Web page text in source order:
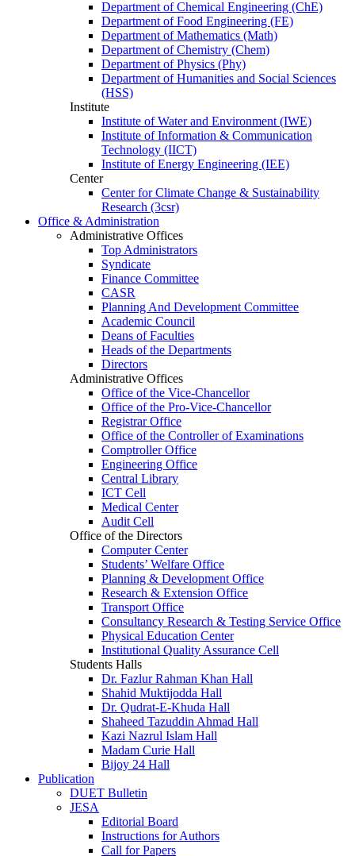
Department of Chemical Engineering (ChE)
Department of Food Engineering (FE)
Department of Mathematics (Math)
Department of Chemistry (Chem)
Department of Physics (Phy)
Department of Humanities and Social Sciences
(HSS)
Institute
Institute of Water and Environment (IWE)
Institute of Information & Communication
Technology (IICT)
Institute of Energy Engineering (IEE)
Center
Center for Climate Change & Sustainability
Research (3csr)
Office & Administration
Administrative Offices
Top Administrators
Syndicate
Finance Committee
CASR
Planning And Development Committee
Academic Council
Deans of Faculties
Heads of the Departments
Directors
Administrative Offices
Office of the Vice-Chancellor
Office of the Pro-Vice-Chancellor
Registrar Office
Office of the Controller of Examinations
Comptroller Office
Engineering Office
Central Library
ICT Cell
Medical Center
Audit Cell
Office of the Directors
Computer Center
Students’ Welfare Office
Planning & Development Office
Research & Extension Office
Transport Office
Consultancy Research & Testing Service Office
Physical Education Center
Institutional Quality Assurance Cell
Students Halls
Dr. Fazlur Rahman Khan Hall
Shahid Muktijodda Hall
Dr. Qudrat-E-Khuda Hall
Shaheed Tazuddin Ahmad Hall
Kazi Nazrul Islam Hall
Madam Curie Hall
Bijoy 24 Hall
Publication
DUET Bulletin
JESA
Editorial Board
Instructions for Authors
Call for Papers